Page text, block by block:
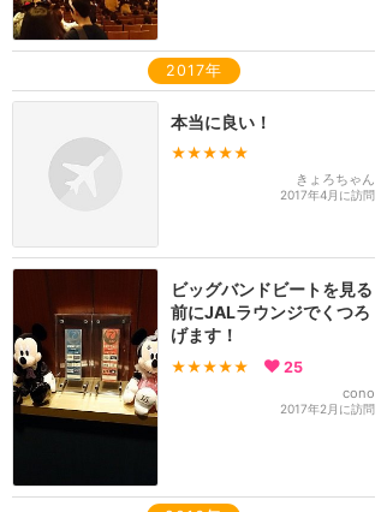
2017年
本当に良い！
★★★★★
きょろちゃん
2017年4月に訪問
ビッグバンドビートを見る
前にJALラウンジでくつろ
げます！
★★★★★ 25
cono
2017年2月に訪問